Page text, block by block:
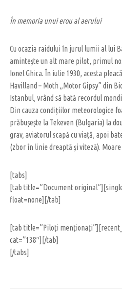
În memoria unui erou al aerului
Cu ocazia raidului în jurul lumii al lui
amintește un alt mare pilot, primul
Ionel Ghica. În iulie 1930, acesta
Havilland – Moth „Motor Gipsy” din
Istanbul, vrând să bată recordul
Din cauza condițiilor meteorologice
prăbușește la Tekeven (Bulgaria) la
grav, aviatorul scapă cu viață, apoi
(zbor în linie dreaptă și viteză).
[tabs]
[tab title=”Document
float=none][/tab]
[tab title=”Piloţi
cat=”138″][/tab]
[/tabs]